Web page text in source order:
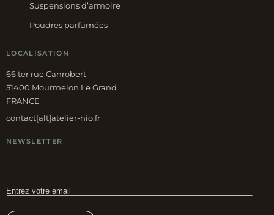
Suspensions d’armoire
Poudres parfumées
LOCALISATION
66 ter rue Canrobert
51400 Mourmelon Le Grand
FRANCE
contact[alt]atelier-nio.fr
NEWSLETTER